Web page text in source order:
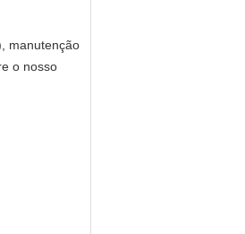
manutenção
o nosso